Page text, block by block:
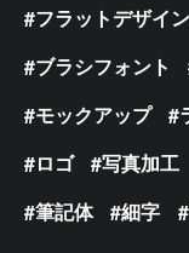
フラットデザイン
ブラシフォント
モックアップ
ロゴ
写真加工
筆記体
細字